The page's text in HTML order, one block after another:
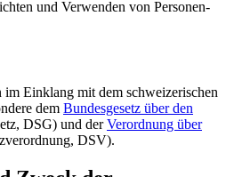
und Verwenden von Personen­
im Einklang mit dem schweizerischen
dem Bundes­gesetz über den
DSG) und derVerordnung über
DSV).